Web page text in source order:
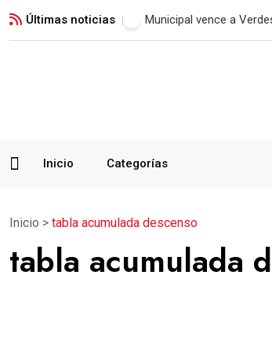
Últimas noticias Municipal vence a
Inicio Categorías
Inicio > tabla acumulada descenso
tabla acumulada